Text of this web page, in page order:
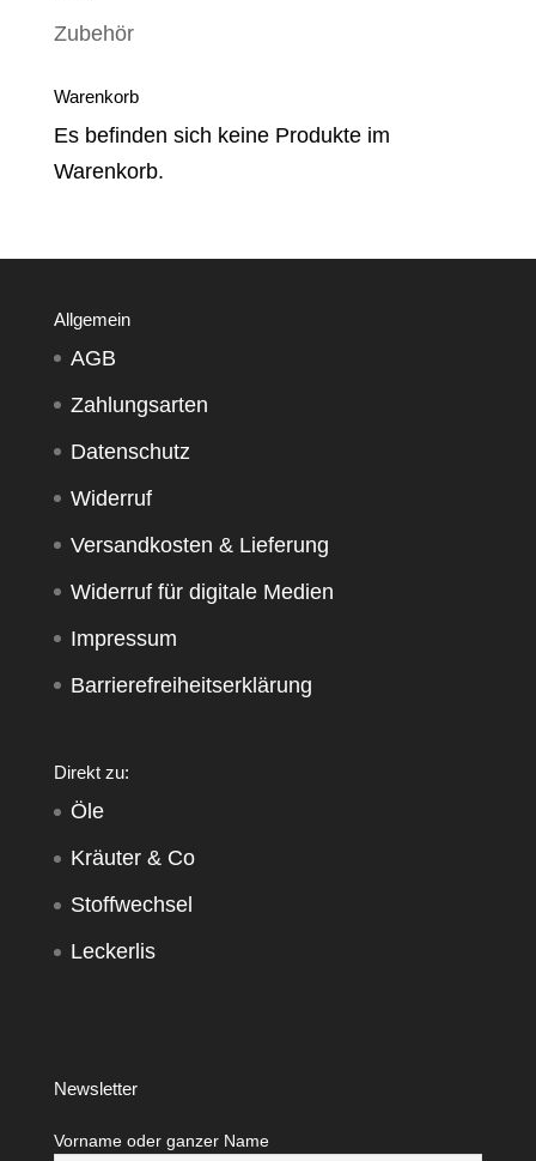
Zubehör
Warenkorb
Es befinden sich keine Produkte im
Warenkorb.
Allgemein
AGB
Zahlungsarten
Datenschutz
Widerruf
Versandkosten & Lieferung
Widerruf für digitale Medien
Impressum
Barrierefreiheitserklärung
Direkt zu:
Öle
Kräuter & Co
Stoffwechsel
Leckerlis
Newsletter
Vorname oder ganzer Name